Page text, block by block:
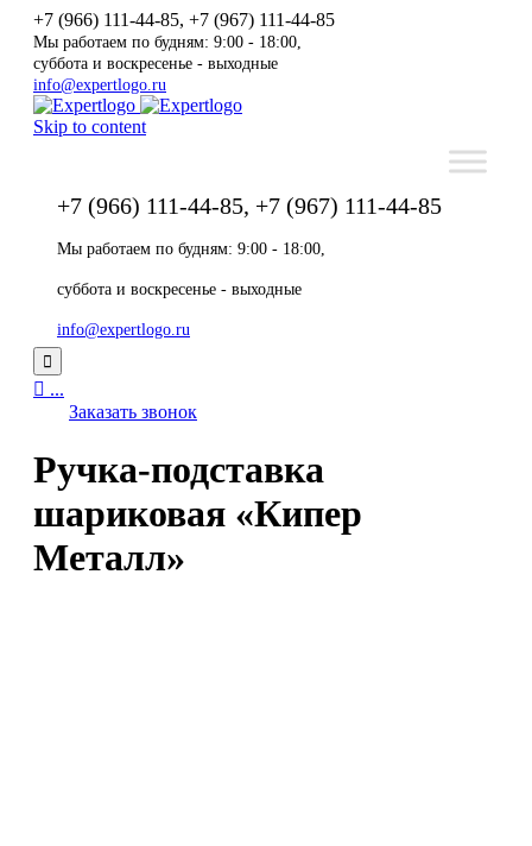
+7 (966) 111-44-85, +7 (967) 111-44-85
Мы работаем по будням: 9:00 - 18:00,
суббота и воскресенье - выходные
info@expertlogo.ru
Skip to content
+7 (966) 111-44-85, +7 (967) 111-44-85
Мы работаем по будням: 9:00 - 18:00,
суббота и воскресенье - выходные
info@expertlogo.ru

 ...
Заказать звонок
Ручка-подставка
шариковая «Кипер
Металл»